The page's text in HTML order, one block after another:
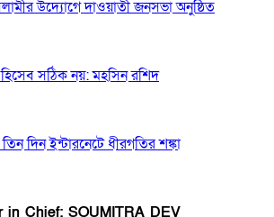
উদ্যোগে দাওয়াতী জনসভা অনুষ্ঠিত
সঠিক নয়: মহসিন রশিদ
দিন ইন্টারনেটে ধীরগতির শঙ্কা
in Chief: SOUMITRA DEV